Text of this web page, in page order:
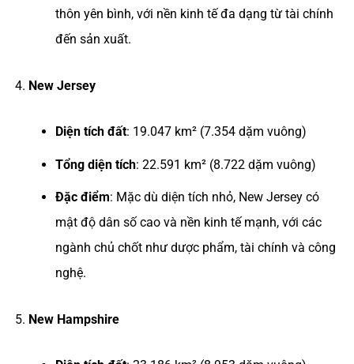
thôn yên bình, với nền kinh tế đa dạng từ tài chính
đến sản xuất.
New Jersey
Diện tích đất: 19.047 km² (7.354 dặm vuông)
Tổng diện tích: 22.591 km² (8.722 dặm vuông)
Đặc điểm: Mặc dù diện tích nhỏ, New Jersey có
mật độ dân số cao và nền kinh tế mạnh, với các
ngành chủ chốt như dược phẩm, tài chính và công
nghệ.
New Hampshire